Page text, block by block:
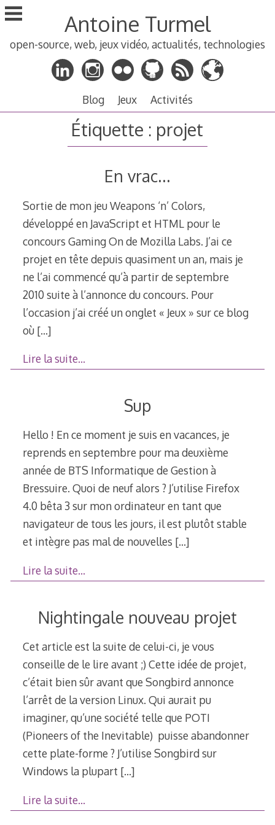
Aller
au
principal
Antoine Turmel
open-source, web, jeux vidéo, actualités, technologies
Blog Jeux Activités
Étiquette : projet
En vrac…
Sortie de mon jeu Weapons ‘n’ Colors,
développé en JavaScript et HTML pour le
concours Gaming On de Mozilla Labs. J’ai ce
projet en tête depuis quasiment un an, mais je
ne l’ai commencé qu’à partir de septembre
2010 suite à l’annonce du concours. Pour
l’occasion j’ai créé un onglet « Jeux » sur ce blog
où […]
Lire la suite…
Sup
Hello ! En ce moment je suis en vacances, je
reprends en septembre pour ma deuxième
année de BTS Informatique de Gestion à
Bressuire. Quoi de neuf alors ? J’utilise Firefox
4.0 bêta 3 sur mon ordinateur en tant que
navigateur de tous les jours, il est plutôt stable
et intègre pas mal de nouvelles […]
Lire la suite…
Nightingale nouveau projet
Cet article est la suite de celui-ci, je vous
conseille de le lire avant ;) Cette idée de projet,
c’était bien sûr avant que Songbird annonce
l’arrêt de la version Linux. Qui aurait pu
imaginer, qu’une société telle que POTI
(Pioneers of the Inevitable) puisse abandonner
cette plate-forme ? J’utilise Songbird sur
Windows la plupart […]
Lire la suite…